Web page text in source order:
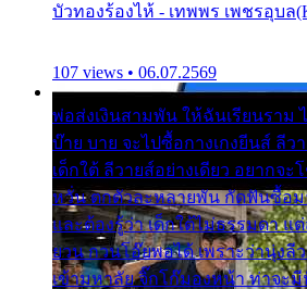
บัวทองร้องไห้ - เทพพร เพชรอุบล
107 views • 06.07.2569
พ่อส่งเงินสามพัน ให้ฉันเรียนราม
บ๊าย บาย จะไปซื้อกางเกงยีนส์ ลีว
เด็กใต้ ลีวายส์อย่างเดียว อยากจะ
หวั่น ตกตัวละหลายพัน กัดฟันซื้อม
และต้องรู้ว่า เด็กใต้ไม่ธรรมดา แ
ยวน กวนโอ๊ยพอได้ เพราะว่านุ่งลี
เข้ามหาลัย จิ๊กโก๊มองหน้า ท่าจะ